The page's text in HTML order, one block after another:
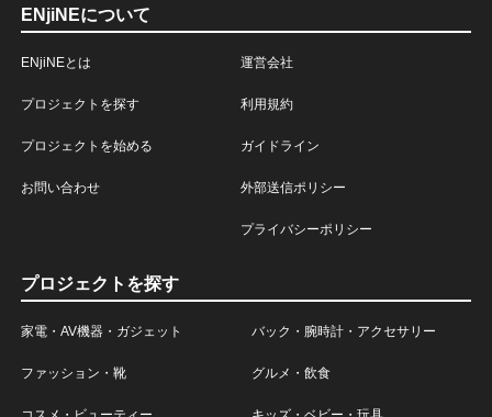
ENjiNEについて
ENjiNEとは
プロジェクトを探す
プロジェクトを始める
お問い合わせ
運営会社
利用規約
ガイドライン
外部送信ポリシー
プライバシーポリシー
プロジェクトを探す
家電・AV機器・ガジェット バック・腕時計・アクセサリー
ファッション・靴 グルメ・飲食